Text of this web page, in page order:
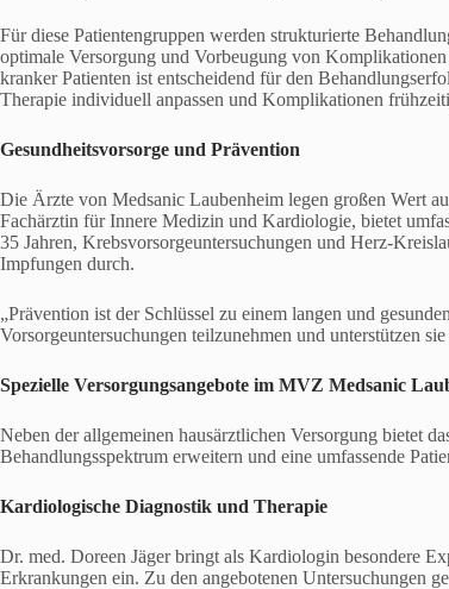
Für diese Patientengruppen werden strukturierte
optimale Versorgung und Vorbeugung von
kranker Patienten ist entscheidend für den
Therapie individuell anpassen und Komplikationen
Gesundheitsvorsorge und Prävention
Die Ärzte von Medsanic Laubenheim legen großen Wert
Fachärztin für Innere Medizin und Kardiologie, bietet
35 Jahren, Krebsvorsorgeuntersuchungen und Herz-
Impfungen durch.
„Prävention ist der Schlüssel zu einem langen und
Vorsorgeuntersuchungen teilzunehmen und unterstützen
Spezielle Versorgungsangebote im MVZ Medsanic
Neben der allgemeinen hausärztlichen Versorgung bietet
Behandlungsspektrum erweitern und eine umfassende
Kardiologische Diagnostik und Therapie
Dr. med. Doreen Jäger bringt als Kardiologin besondere
Erkrankungen ein. Zu den angebotenen Untersuchungen